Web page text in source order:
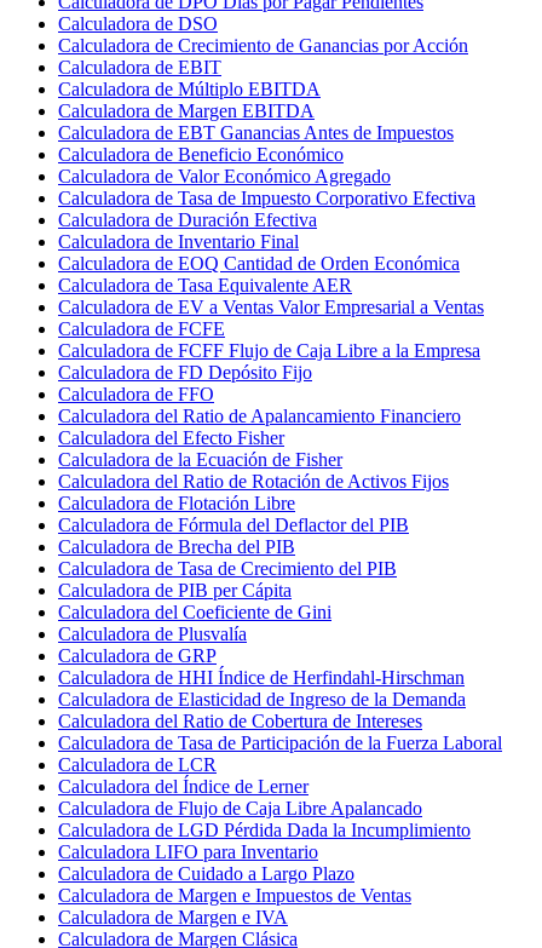
Calculadora de DSO
Calculadora de Crecimiento de Ganancias por Acción
Calculadora de EBIT
Calculadora de Múltiplo EBITDA
Calculadora de Margen EBITDA
Calculadora de EBT Ganancias Antes de Impuestos
Calculadora de Beneficio Económico
Calculadora de Valor Económico Agregado
Calculadora de Tasa de Impuesto Corporativo Efectiva
Calculadora de Duración Efectiva
Calculadora de Inventario Final
Calculadora de EOQ Cantidad de Orden Económica
Calculadora de Tasa Equivalente AER
Calculadora de EV a Ventas Valor Empresarial a Ventas
Calculadora de FCFE
Calculadora de FCFF Flujo de Caja Libre a la Empresa
Calculadora de FD Depósito Fijo
Calculadora de FFO
Calculadora del Ratio de Apalancamiento Financiero
Calculadora del Efecto Fisher
Calculadora de la Ecuación de Fisher
Calculadora del Ratio de Rotación de Activos Fijos
Calculadora de Flotación Libre
Calculadora de Fórmula del Deflactor del PIB
Calculadora de Brecha del PIB
Calculadora de Tasa de Crecimiento del PIB
Calculadora de PIB per Cápita
Calculadora del Coeficiente de Gini
Calculadora de Plusvalía
Calculadora de GRP
Calculadora de HHI Índice de Herfindahl-Hirschman
Calculadora de Elasticidad de Ingreso de la Demanda
Calculadora del Ratio de Cobertura de Intereses
Calculadora de Tasa de Participación de la Fuerza Laboral
Calculadora de LCR
Calculadora del Índice de Lerner
Calculadora de Flujo de Caja Libre Apalancado
Calculadora de LGD Pérdida Dada la Incumplimiento
Calculadora LIFO para Inventario
Calculadora de Cuidado a Largo Plazo
Calculadora de Margen e Impuestos de Ventas
Calculadora de Margen e IVA
Calculadora de Margen Clásica